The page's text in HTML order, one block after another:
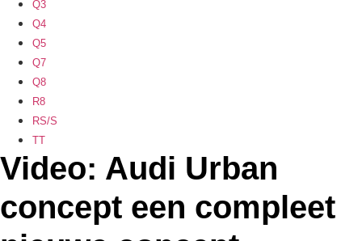
Q3
Q4
Q5
Q7
Q8
R8
RS/S
TT
Video: Audi Urban
concept een compleet